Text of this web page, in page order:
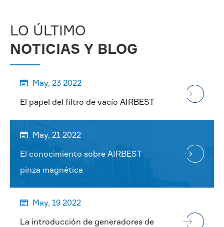
LO ÚLTIMO
NOTICIAS Y BLOG

May, 23 2022
El papel del filtro de vacío AIRBEST

May, 21 2022
El conocimiento sobre AIRBEST
pinza magnética

May, 19 2022
La introducción de generadores de